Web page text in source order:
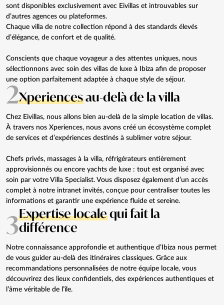
sont disponibles exclusivement avec Eivillas et introuvables sur
d’autres agences ou plateformes.
Chaque villa de notre collection répond à des standards élevés
d’élégance, de confort et de qualité.
Conscients que chaque voyageur a des attentes uniques, nous
sélectionnons avec soin des villas de luxe à Ibiza afin de proposer
une option parfaitement adaptée à chaque style de séjour.
2Xperiencesau-delà de la villa
Chez Eivillas, nous allons bien au-delà de la simple location de villas.
À travers nos Xperiences, nous avons créé un écosystème complet
de services et d’expériences destinés à sublimer votre séjour.
Chefs privés, massages à la villa, réfrigérateurs entièrement
approvisionnés ou encore yachts de luxe : tout est organisé avec
soin par votre Villa Specialist. Vous disposez également d’un accès
complet à notre intranet invités, conçue pour centraliser toutes les
informations et garantir une expérience fluide et sereine.
3Expertise localequi fait la
différence
Notre connaissance approfondie et authentique d’Ibiza nous permet
de vous guider au-delà des itinéraires classiques. Grâce aux
recommandations personnalisées de notre équipe locale, vous
découvrirez des lieux confidentiels, des expériences authentiques et
l’âme véritable de l’île.